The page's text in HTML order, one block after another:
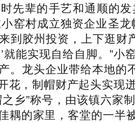
先辈的手艺和通顺的
窑村成立独资企业圣
到胶州投资，上下逛财
就能实现自给自脚。”
。龙头企业带给本地的
花，制帽财产起头实现
乡”称号，由该镇六
耦的家里，客堂的一半